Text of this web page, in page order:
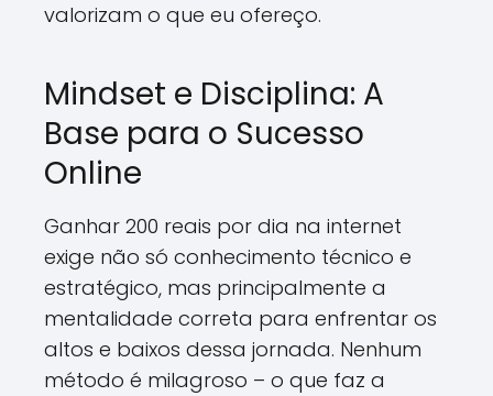
valorizam o que eu ofereço.
Mindset e Disciplina: A
Base para o Sucesso
Online
Ganhar 200 reais por dia na internet
exige não só conhecimento técnico e
estratégico, mas principalmente a
mentalidade correta para enfrentar os
altos e baixos dessa jornada. Nenhum
método é milagroso – o que faz a